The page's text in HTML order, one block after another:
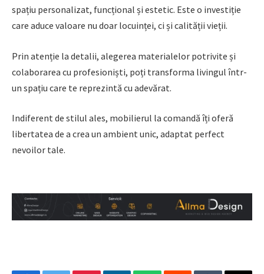
spațiu personalizat, funcțional și estetic. Este o investiție
care aduce valoare nu doar locuinței, ci și calității vieții.
Prin atenție la detalii, alegerea materialelor potrivite și
colaborarea cu profesioniști, poți transforma livingul într-
un spațiu care te reprezintă cu adevărat.
Indiferent de stilul ales, mobilierul la comandă îți oferă
libertatea de a crea un ambient unic, adaptat perfect
nevoilor tale.